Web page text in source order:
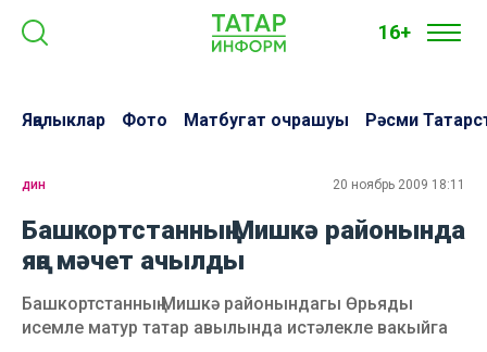
16+
Яңалыклар Фото Матбугат очрашуы Рәсми
дин 20 ноябрь 2009 18:11
Башкортстанның Мишкә районында
яңа мәчет ачылды
Башкортстанның Мишкә районындагы Өрьяды
исемле матур татар авылында истәлекле вакыйга